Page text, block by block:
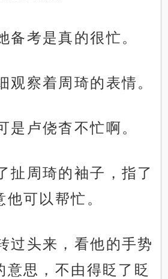
备考是真的很忙。
观察着周琦的表情。
是卢侥杳不忙啊。
扯周琦的袖子，指了
可以帮忙。
过头来，看他的手势
意思，不由得眨了眨